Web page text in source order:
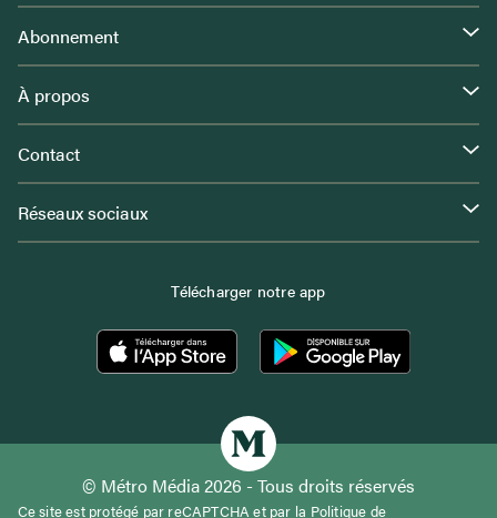
Abonnement
À propos
Contact
Réseaux sociaux
Télécharger notre app
© Métro Média 2026 - Tous droits réservés
Ce site est protégé par reCAPTCHA et par la Politique de